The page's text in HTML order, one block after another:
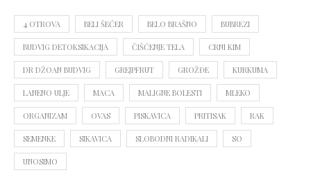
4 OTROVA BELI ŠEĆER BELO BRAŠNO BUBREZI
BUDVIG DETOKSIKACIJA ČIŠĆENJE TELA CRNI KIM
DR DŽOAN BUDVIG GREJPFRUT GROŽĐE KURKUMA
LANENO ULJE MACA MALIGNE BOLESTI MLEKO
ORGANIZAM OVAS PISKAVICA PRITISAK RAK
SEMENKE SIKAVICA SLOBODNI RADIKALI SO
UNOSIMO